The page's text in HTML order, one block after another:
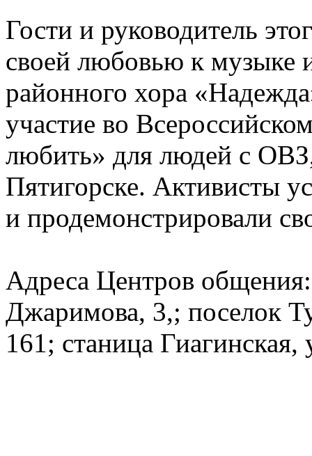
Гости и руководитель
своей любовью к музыке
районного хора
участие во
любить» для людей с
Пятигорске. Активисты
и продемонстрировали
Адреса Центров
Джаримова, 3,; поселок
161; станица